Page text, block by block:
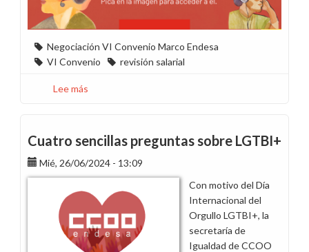
Negociación VI Convenio Marco Endesa
VI Convenio
revisión salarial
Lee más
del
convenio.
¿Se
quiere
repartir?
¡Se
puede!
Cuatro sencillas preguntas sobre LGTBI+
Mié, 26/06/2024 - 13:09
Con motivo del Día
Internacional del
Orgullo LGTBI+, la
secretaría de
Igualdad de CCOO